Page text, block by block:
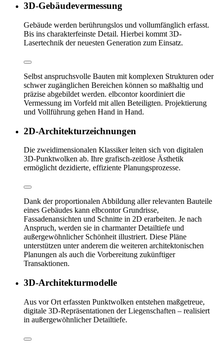
3D-Gebäudevermessung
Gebäude werden berührungslos und vollumfänglich erfasst.
Bis ins charakterfeinste Detail. Hierbei kommt 3D-
Lasertechnik der neuesten Generation zum Einsatz.
Selbst anspruchsvolle Bauten mit komplexen Strukturen oder
schwer zugänglichen Bereichen können so maßhaltig und
präzise abgebildet werden. elbcontor koordiniert die
Vermessung im Vorfeld mit allen Beteiligten. Projektierung
und Vollführung gehen Hand in Hand.
2D-Architekturzeichnungen
Die zweidimensionalen Klassiker leiten sich von digitalen
3D-Punktwolken ab. Ihre grafisch-zeitlose Ästhetik
ermöglicht dezidierte, effiziente Planungsprozesse.
Dank der proportionalen Abbildung aller relevanten Bauteile
eines Gebäudes kann elbcontor Grundrisse,
Fassadenansichten und Schnitte in 2D erarbeiten. Je nach
Anspruch, werden sie in charmanter Detailtiefe und
außergewöhnlicher Schönheit illustriert. Diese Pläne
unterstützen unter anderem die weiteren architektonischen
Planungen als auch die Vorbereitung zukünftiger
Transaktionen.
3D-Architekturmodelle
Aus vor Ort erfassten Punktwolken entstehen maßgetreue,
digitale 3D-Repräsentationen der Liegenschaften – realisiert
in außergewöhnlicher Detailtiefe.